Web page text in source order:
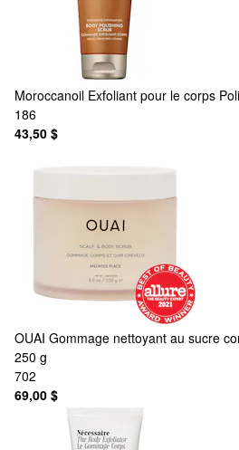
Moroccanoil Exfoliant pour le corps
186
43,50 $
OUAI Gommage nettoyant au sucre
250 g
702
69,00 $